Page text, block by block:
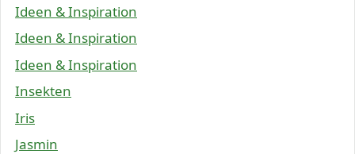
Ideen & Inspiration
Ideen & Inspiration
Ideen & Inspiration
Insekten
Iris
Jasmin